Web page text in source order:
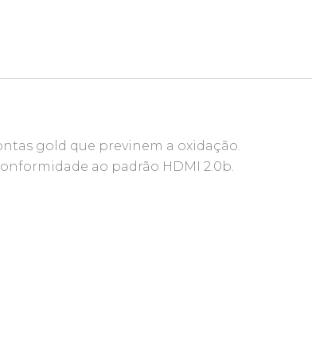
gold que previnem a oxidação.
ao padrão HDMI 2.0b.